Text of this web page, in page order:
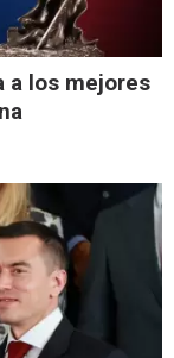
a los mejores